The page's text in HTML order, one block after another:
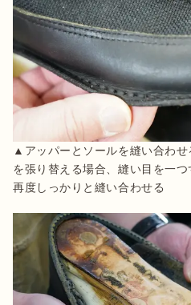
▲アッパーとソールを縫い合わ
を張り替える場合、縫い目を一
再度しっかりと縫い合わせる